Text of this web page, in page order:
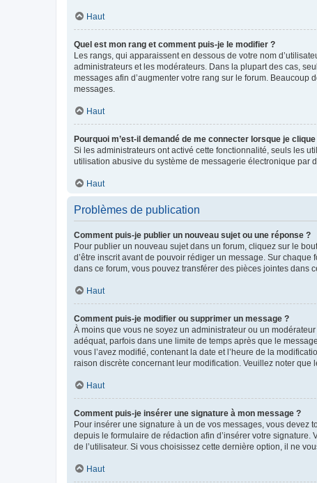
Haut
Quel est mon rang et comment puis-je le modifier ?
Les rangs, qui apparaissent en dessous de votre nom
administrateurs et les modérateurs. Dans la plupart des cas,
messages afin d’augmenter votre rang sur le forum.
messages.
Haut
Pourquoi m’est-il demandé de me connecter lorsque je
Si les administrateurs ont activé cette fonctionnalité, seuls les
utilisation abusive du système de messagerie électronique par
Haut
Problèmes de publication
Comment puis-je publier un nouveau sujet ou une réponse ?
Pour publier un nouveau sujet dans un forum, cliquez sur le
d’être inscrit avant de pouvoir rédiger un message. Sur
dans ce forum, vous pouvez transférer des pièces jointes dans
Haut
Comment puis-je modifier ou supprimer un message ?
À moins que vous ne soyez un administrateur ou un
adéquat, parfois dans une limite de temps après que le
vous l’avez modifié, contenant la date et l’heure de la
raison discrète concernant leur modification. Veuillez noter
Haut
Comment puis-je insérer une signature à mon message ?
Pour insérer une signature à un de vos messages, vous devez
depuis le formulaire de rédaction afin d’insérer votre
de l’utilisateur. Si vous choisissez cette dernière option, il ne
Haut